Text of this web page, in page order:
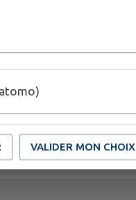
VALIDER MON CHOIX